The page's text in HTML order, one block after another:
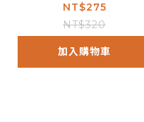
NT$275
NT$320
加入購物車